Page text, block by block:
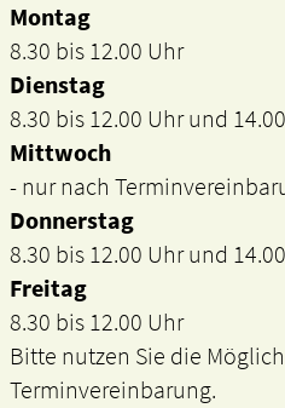
Montag
8.30 bis 12.00 Uhr
Dienstag
8.30 bis 12.00 Uhr und
Mittwoch
- nur nach
Donnerstag
8.30 bis 12.00 Uhr und
Freitag
8.30 bis 12.00 Uhr
Bitte nutzen Sie die
Terminvereinbarung.